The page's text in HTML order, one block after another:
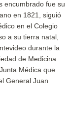
encumbrado fue su
en 1821, siguió
en el Colegio
a su tierra natal,
durante la
de Medicina
Médica que
General Juan